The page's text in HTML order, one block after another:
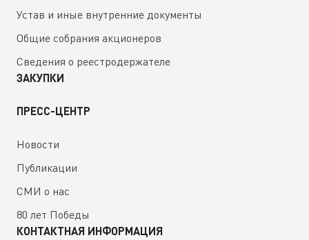
Устав и иные внутренние документы
Общие собрания акционеров
Сведения о реестродержателе
ЗАКУПКИ
ПРЕСС-ЦЕНТР
Новости
Публикации
СМИ о нас
80 лет Победы
КОНТАКТНАЯ ИНФОРМАЦИЯ